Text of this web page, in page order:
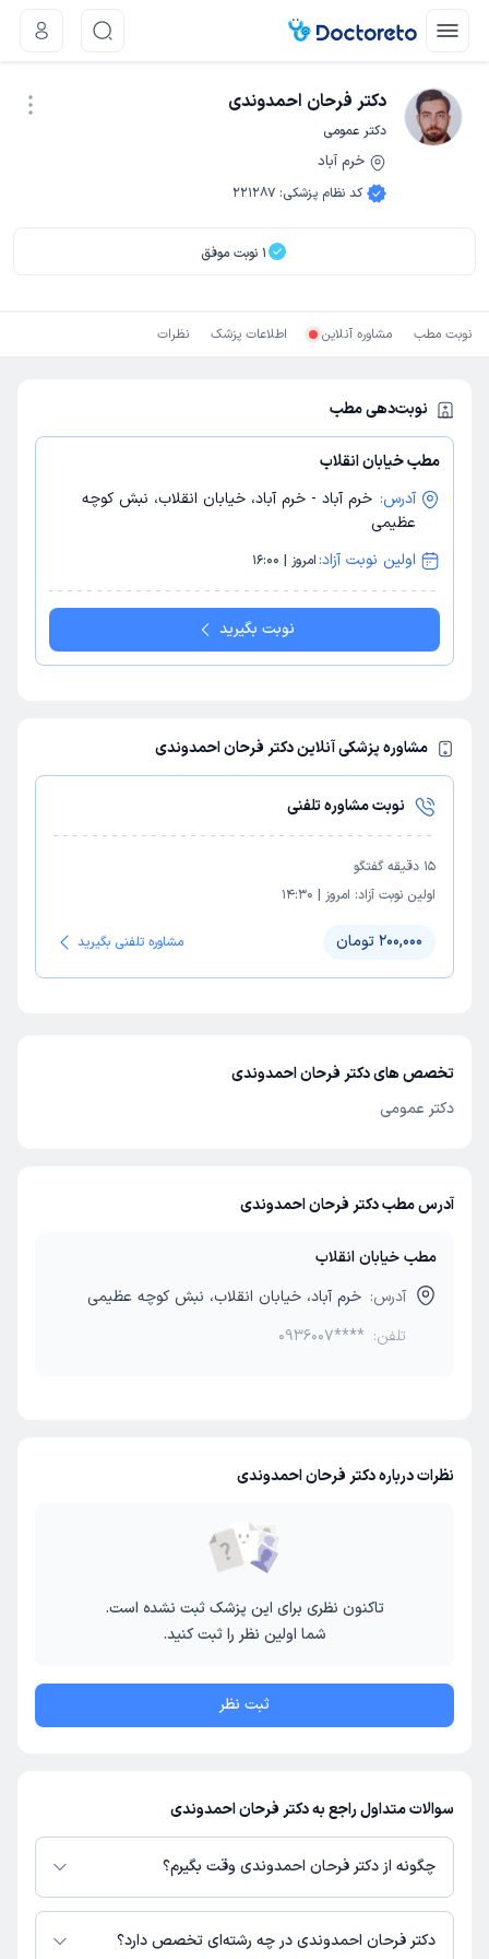
دکتر فرحان احمدوندی
دکتر عمومی
خرم آباد
کد نظام پزشکی:
221287
1 نوبت موفق
نوبت مطب مشاوره آنلاین اطلاعات پزشک نظرات
نوبت‌دهی مطب
مطب خیابان انقلاب
آدرس: خرم آباد - خرم آباد، خیابان انقلاب، نبش کوچه
عظیمی
اولین نوبت آزاد: امروز | 16:00
نوبت بگیرید
مشاوره پزشکی آنلاین دکتر فرحان احمدوندی
نوبت مشاوره تلفنی
15 دقیقه گفتگو
اولین نوبت آزاد: امروز |
14:30
200,000 تومان مشاوره تلفنی بگیرید
تخصص های دکتر فرحان احمدوندی
دکتر عمومی
آدرس مطب دکتر فرحان احمدوندی
مطب خیابان انقلاب
آدرس: خرم آباد، خیابان انقلاب، نبش کوچه عظیمی
تلفن: 0936007****
نظرات درباره دکتر فرحان احمدوندی
تاکنون نظری برای این پزشک ثبت نشده است.
شما اولین نظر را ثبت کنید.
ثبت نظر
سوالات متداول راجع به دکتر فرحان احمدوندی
چگونه از دکتر فرحان احمدوندی وقت بگیرم؟
در صورتی کهدکتر فرحان احمدوندیدارای پروفایل فعال و نوبت‌دهی باز در
پلتفرم دکترتو باشند، می‌توانید از طریق این پلتفرم برای دریافت نوبت اقدام کنید.
دکتر فرحان احمدوندی در چه رشته‌ای تخصص دارد؟